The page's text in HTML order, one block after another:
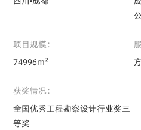
项目规模：
74996m²
获奖情况：
全国优秀工程勘察设计行业奖三
等奖